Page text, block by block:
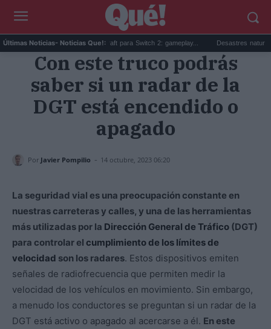
Últimas Noticias- Noticias Que!:
Beta sorpresa de Minecraft para Switch 2: gameplay... Desastres naturales:
Con este truco podrás
saber si un radar de la
DGT está encendido o
apagado
Por Javier Pompilio - 14 octubre, 2023 06:20
La seguridad vial es una preocupación constante en
nuestras carreteras y calles, y una de las herramientas
más utilizadas por la Dirección General de Tráfico (DGT)
para controlar el cumplimiento de los límites de
velocidad son los radares. Estos dispositivos emiten
señales de radiofrecuencia que permiten medir la
velocidad de los vehículos en movimiento. Sin embargo,
a menudo los conductores se preguntan si un radar de la
DGT está activo o apagado al acercarse a él. En este